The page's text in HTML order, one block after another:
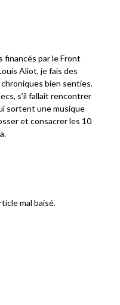
financés par le Front
Aliot, je fais des
bien senties.
s’il fallait rencontrer
sortent une musique
et consacrer les 10
mal baisé.